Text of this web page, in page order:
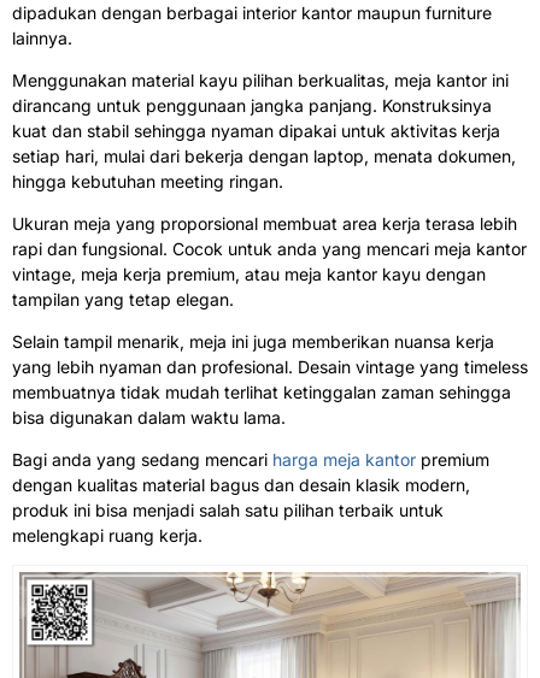
dipadukan dengan berbagai interior kantor maupun furniture
lainnya.
Menggunakan material kayu pilihan berkualitas, meja kantor ini
dirancang untuk penggunaan jangka panjang. Konstruksinya
kuat dan stabil sehingga nyaman dipakai untuk aktivitas kerja
setiap hari, mulai dari bekerja dengan laptop, menata dokumen,
hingga kebutuhan meeting ringan.
Ukuran meja yang proporsional membuat area kerja terasa lebih
rapi dan fungsional. Cocok untuk anda yang mencari meja kantor
vintage, meja kerja premium, atau meja kantor kayu dengan
tampilan yang tetap elegan.
Selain tampil menarik, meja ini juga memberikan nuansa kerja
yang lebih nyaman dan profesional. Desain vintage yang timeless
membuatnya tidak mudah terlihat ketinggalan zaman sehingga
bisa digunakan dalam waktu lama.
Bagi anda yang sedang mencari harga meja kantor premium
dengan kualitas material bagus dan desain klasik modern,
produk ini bisa menjadi salah satu pilihan terbaik untuk
melengkapi ruang kerja.